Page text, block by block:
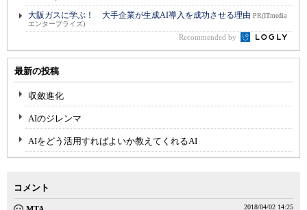
大阪ガスに学ぶ！ 大手企業が生成AI導入を成功させる理由 PR(ITmedia
エンタープライズ)
Recommended by
最新の投稿
収斂進化
AIのジレンマ
AIをどう活用すればよいか教えてくれるAI
コメント
2018/04/02 14:25